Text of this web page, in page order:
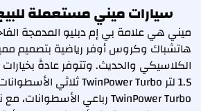
سيارات ميني مستعملة
ميني هي علامة بي إم دبليو المدمجة
هاتشباك وكروس أوفر رياضية بتصميم
الكلاسيكي والحديث. وتتوفر عادةً